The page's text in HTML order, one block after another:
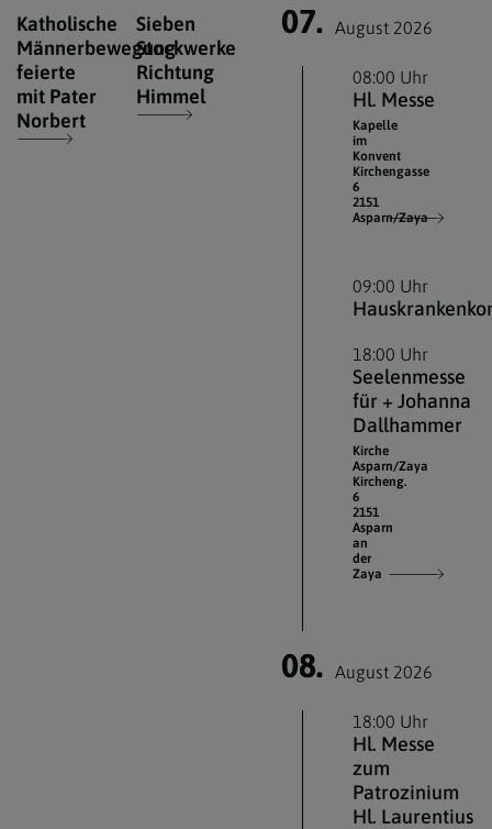
Katholische
Männerbewegung
feierte
mit Pater
Norbert
Sieben
Stockwerke
Richtung
Himmel
07. August 2026
08:00 Uhr
Hl. Messe
Kapelle
im
Konvent
Kirchengasse
6
2151
Asparn/Zaya
09:00 Uhr
18:00 Uhr
Seelenmesse
für + Johanna
Dallhammer
Kirche
Asparn/Zaya
Kircheng.
6
2151
Asparn
an
der
Zaya
08. August 2026
18:00 Uhr
Hl. Messe
zum
Patrozinium
Hl. Laurentius